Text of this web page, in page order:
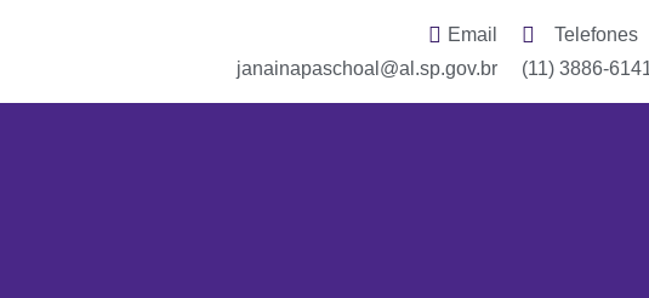
Email
janainapaschoal@al.sp.gov.br
Telefones
(11) 3886-